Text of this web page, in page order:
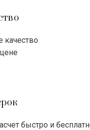
качество
быстро и